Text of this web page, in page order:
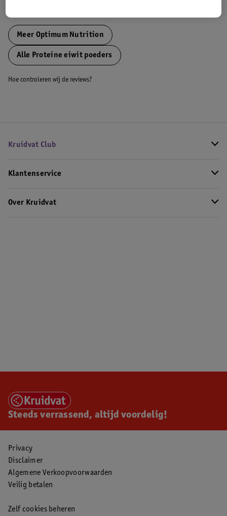
Meer Optimum Nutrition
Alle Proteine eiwit poeders
Hoe controleren wij de reviews?
Kruidvat Club
Klantenservice
Over Kruidvat
Steeds verrassend, altijd voordelig!
Privacy
Disclaimer
Algemene Verkoopvoorwaarden
Veilig betalen
Zelf cookies beheren